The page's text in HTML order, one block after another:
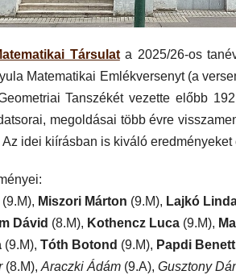
Társulata 2025/26-os
Matematikai Emlékversenyt (a
Tanszékét vezette előbb
megoldásai több évre
Az idei kiírásban is kiváló
(9.M), Miszori Márton (9.M), Lajkó
Dávid (8.M), Kothencz Luca (9.M),
(9.M), Tóth Botond (9.M), Papdi Benett
(8.M), Araczki Ádám (9.A), Gusztony